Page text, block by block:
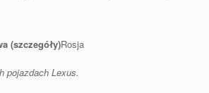
(szczegóły)Rosja
pojazdach Lexus.